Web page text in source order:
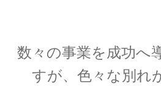
J・J・サク
【ハーバードを首席で卒業
数々の事業を成功へ
すが、 色々な別れ